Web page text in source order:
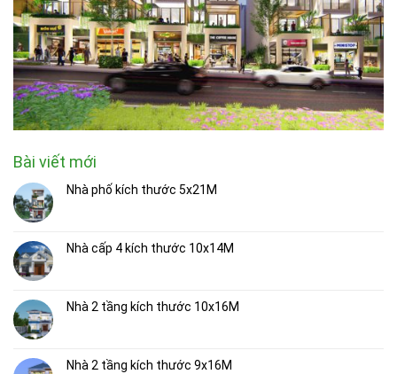
Bài viết mới
Nhà phố kích thước 5x21M
Nhà cấp 4 kích thước 10x14M
Nhà 2 tầng kích thước 10x16M
Nhà 2 tầng kích thước 9x16M